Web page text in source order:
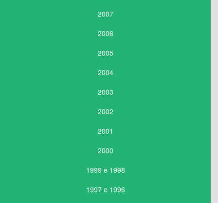
2007
2006
2005
2004
2003
2002
2001
2000
1999 e 1998
1997 e 1996